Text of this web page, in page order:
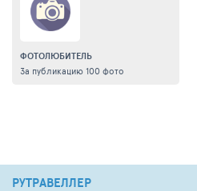
ФОТОЛЮБИТЕЛЬ
За публикацию 100 фото
РУТРАВЕЛЛЕР